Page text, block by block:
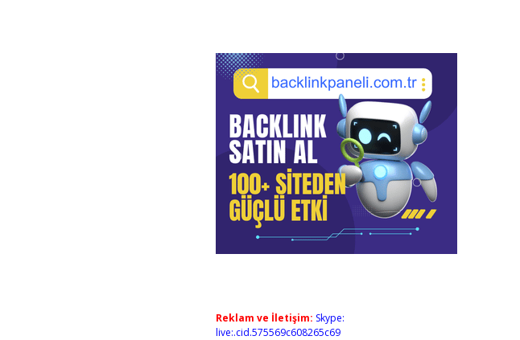
Reklam ve İletişim: Skype:
live:.cid.575569c608265c69